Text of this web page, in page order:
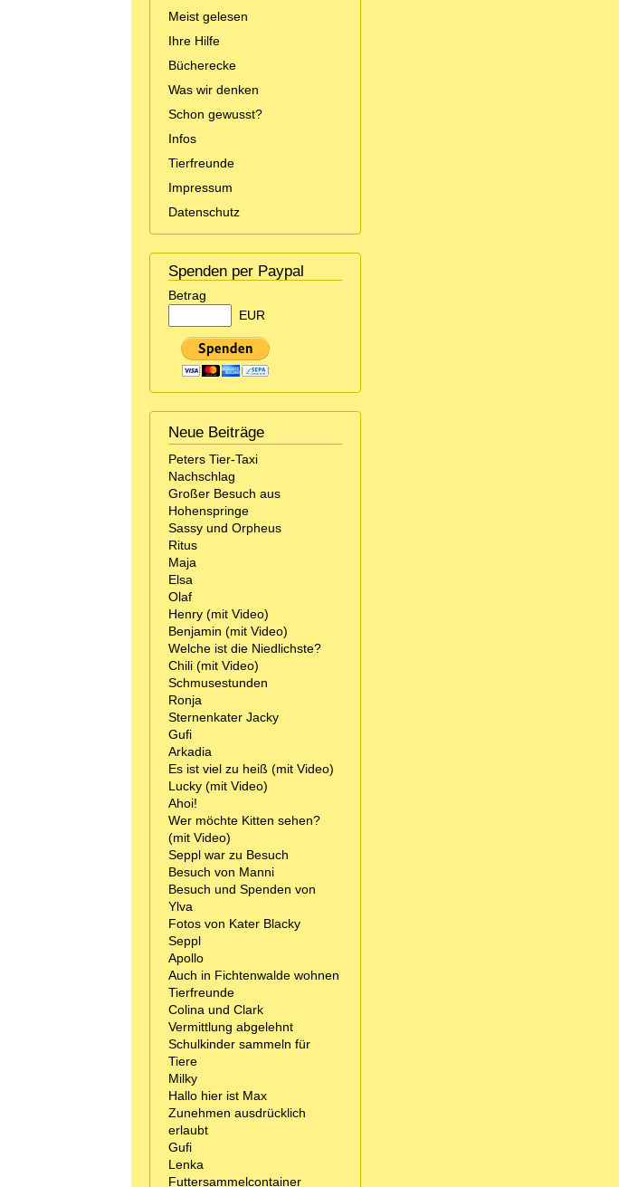
Meist gelesen
Ihre Hilfe
Bücherecke
Was wir denken
Schon gewusst?
Infos
Tierfreunde
Impressum
Datenschutz
Spenden per Paypal
Betrag
EUR
Neue Beiträge
Peters Tier-Taxi
Nachschlag
Großer Besuch aus
Hohenspringe
Sassy und Orpheus
Ritus
Maja
Elsa
Olaf
Henry (mit Video)
Benjamin (mit Video)
Welche ist die Niedlichste?
Chili (mit Video)
Schmusestunden
Ronja
Sternenkater Jacky
Gufi
Arkadia
Es ist viel zu heiß (mit Video)
Lucky (mit Video)
Ahoi!
Wer möchte Kitten sehen?
(mit Video)
Seppl war zu Besuch
Besuch von Manni
Besuch und Spenden von
Ylva
Fotos von Kater Blacky
Seppl
Apollo
Auch in Fichtenwalde wohnen
Tierfreunde
Colina und Clark
Vermittlung abgelehnt
Schulkinder sammeln für
Tiere
Milky
Hallo hier ist Max
Zunehmen ausdrücklich
erlaubt
Gufi
Lenka
Futtersammelcontainer